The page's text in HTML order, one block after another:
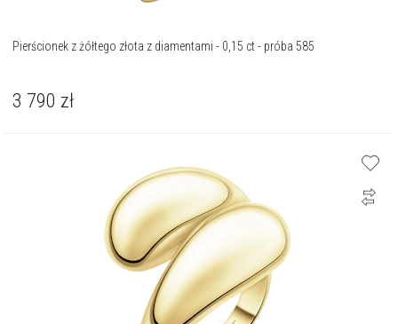
Pierścionek z żółtego złota z diamentami - 0,15 ct - próba 585
3 790 zł